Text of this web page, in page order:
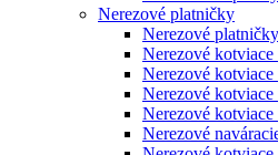
Nerezové platničky
Nerezové
Nerezové
Nerezové
Nerezové
Nerezové
Nerezové